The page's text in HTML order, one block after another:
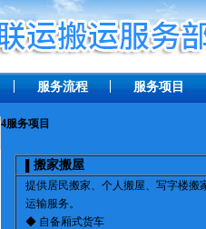
服务流程 服务项目
4服务项目
搬家搬屋
提供居民搬家、个人搬屋、写字楼搬
运输服务。
◆ 自备厢式货车